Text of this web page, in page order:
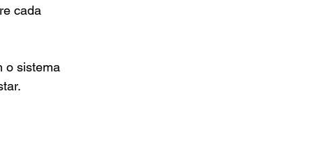
cada
o sistema